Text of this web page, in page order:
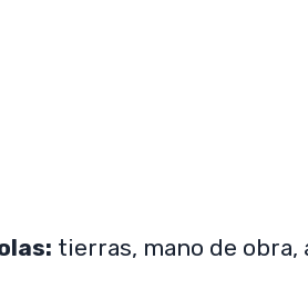
tierras, mano de obra,